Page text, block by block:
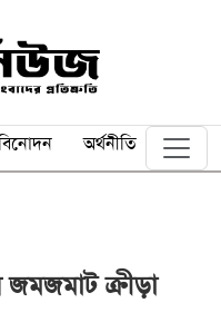
অর্থনীতি
ক্রীড়া